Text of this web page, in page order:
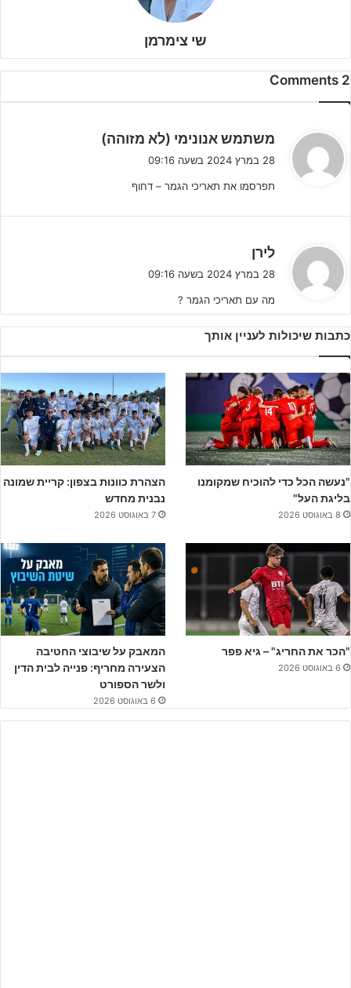
שי צימרמן
2 Comments
משתמש אנונימי (לא מזוהה)
28 במרץ 2024 בשעה 09:16
תפרסמו את תאריכי הגמר – דחוף
לירן
ב
28 במרץ 2024 בשעה 09:16
מה עם תאריכי הגמר ?
כתבות שיכולות לעניין אותך
"נעשה הכל כדי להוכיח שמקומנו
בליגת העל"
8 באוגוסט 2026
הצהרת כוונות בצפון: קריית שמונה
נבנית מחדש
7 באוגוסט 2026
"הכר את החריג" – גיא פפר
6 באוגוסט 2026
המאבק על שיבוצי החטיבה
הצעירה מחריף: פנייה לבית הדין
ולשר הספורט
6 באוגוסט 2026